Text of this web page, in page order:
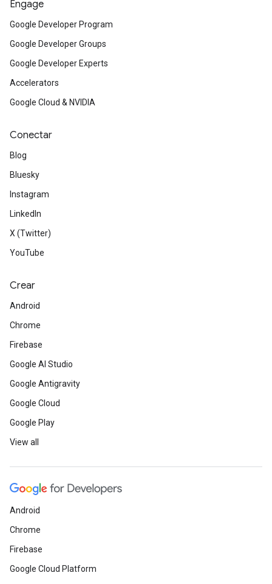
Engage
Google Developer Program
Google Developer Groups
Google Developer Experts
Accelerators
Google Cloud & NVIDIA
Conectar
Blog
Bluesky
Instagram
LinkedIn
X (Twitter)
YouTube
Crear
Android
Chrome
Firebase
Google AI Studio
Google Antigravity
Google Cloud
Google Play
View all
Android
Chrome
Firebase
Google Cloud Platform